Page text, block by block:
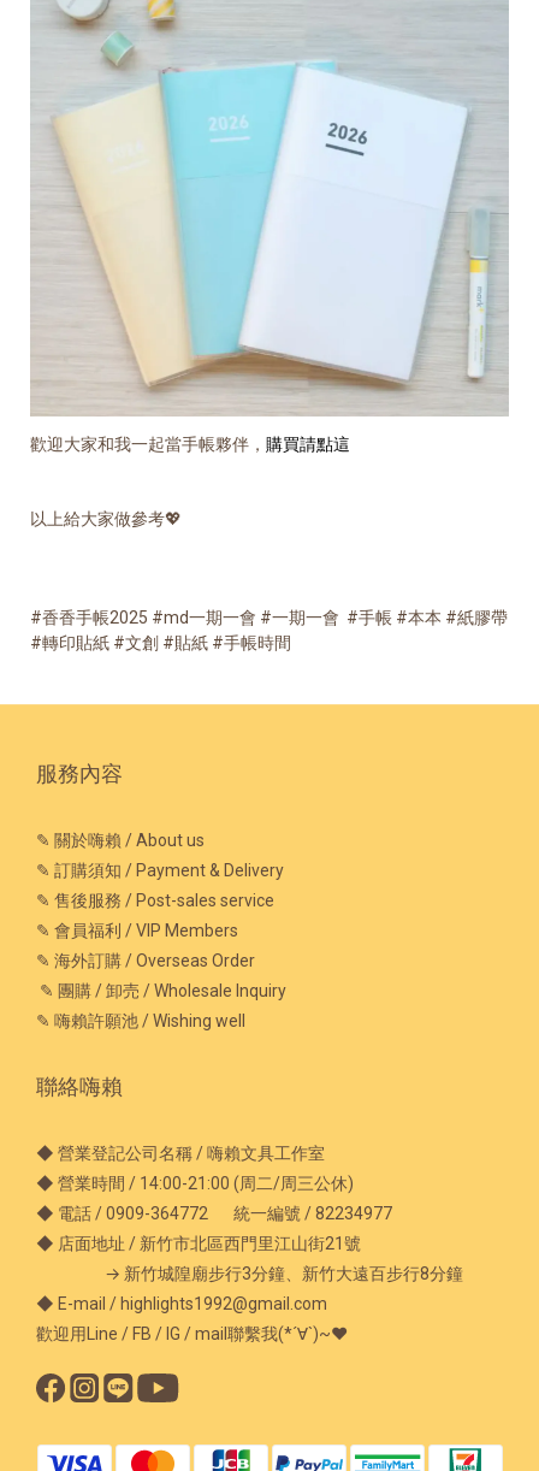
歡迎大家和我一起當手帳夥伴， 購買請點這
以上給大家做參考💖
#香香手帳2025 #md一期一會 #一期一會 #手帳 #本本 #紙膠帶
#轉印貼紙 #文創 #貼紙 #手帳時間
服務內容
✎ 關於嗨賴 / About us
✎ 訂購須知 / Payment & Delivery
✎ 售後服務 / Post-sales service
✎ 會員福利 / VIP Members
✎ 海外訂購 / Overseas Order
✎ 團購 / 卸売 / Wholesale Inquiry
✎ 嗨賴許願池 / Wishing well
聯絡嗨賴
◆ 營業登記公司名稱 / 嗨賴文具工作室
◆ 營業時間 / 14:00-21:00 (周二/周三公休)
◆ 電話 / 0909-364772 統一編號 / 82234977
◆ 店面地址 / 新竹市北區西門里江山街21號
→ 新竹城隍廟步行3分鐘、新竹大遠百步行8分鐘
◆ E-mail / highlights1992@gmail.com
歡迎用Line / FB / IG / mail聯繫我(*´∀`)~♥